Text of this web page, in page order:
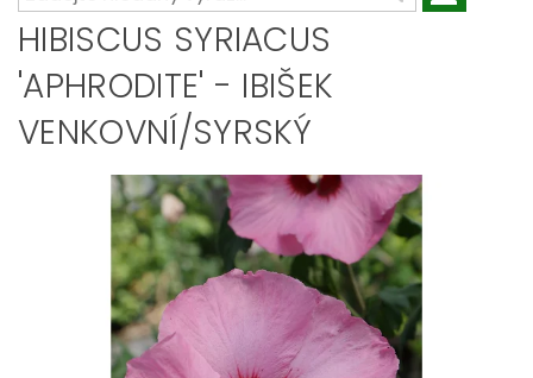
HIBISCUS SYRIACUS
'APHRODITE' - IBIŠEK
VENKOVNÍ/SYRSKÝ